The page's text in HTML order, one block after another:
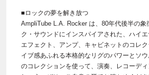
■ロックの夢を解き放つ
AmpliTube L.A. Rocker は、80年代後半の象
ク・サウンドにインスパイアされた、ハイ
エフェクト、アンプ、キャビネットのコレ
イブ感あふれる本格的なリグのパワーとソ
のコレクションを使って、演奏、レコーデ